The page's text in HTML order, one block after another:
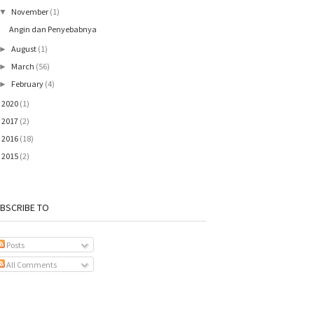
November (1)
Angin dan Penyebabnya
August (1)
March (56)
February (4)
2020 (1)
2017 (2)
2016 (18)
2015 (2)
TO
Posts
All Comments